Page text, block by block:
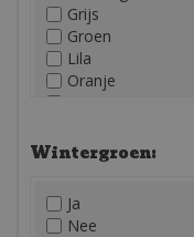
Grijs
Groen
Lila
Oranje
Roze
Wintergroen:
Ja
Nee